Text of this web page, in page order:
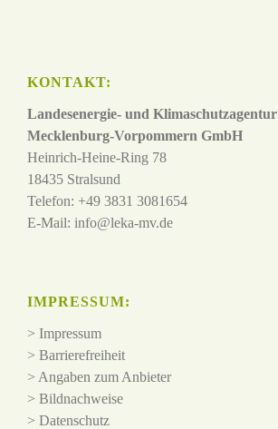
KONTAKT:
Landesenergie- und Klimaschutzagentur
Mecklenburg-Vorpommern GmbH
Heinrich-Heine-Ring 78
18435 Stralsund
Telefon: +49 3831 3081654
E-Mail: info@leka-mv.de
IMPRESSUM:
> Impressum
> Barrierefreiheit
> Angaben zum Anbieter
> Bildnachweise
> Datenschutz